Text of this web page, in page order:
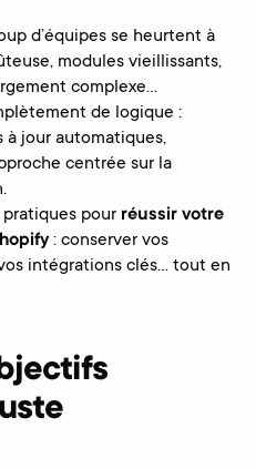
d’équipes se heurtent à
modules vieillissants,
complexe…
de logique :
à jour automatiques,
centrée sur la
pour réussir votre
: conserver vos
intégrations clés… tout en